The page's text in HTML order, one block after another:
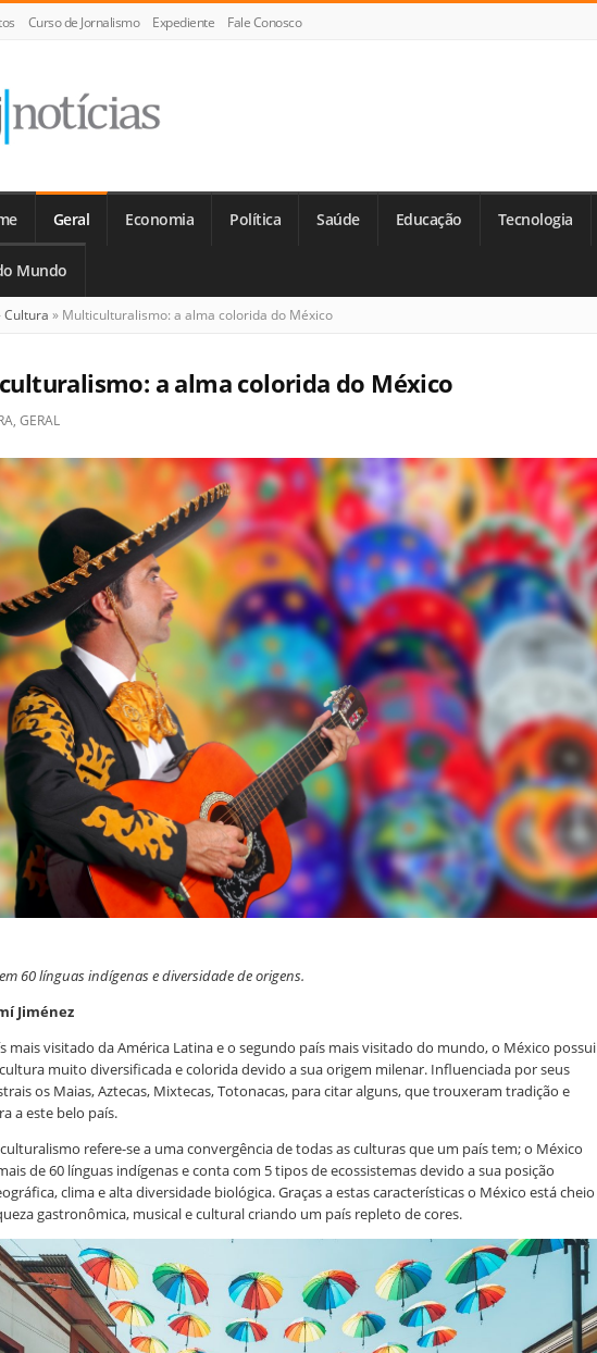
Curso de Jornalismo Expediente Fale Conosco
Geral Economia Política Saúde Educação Tecnologia
Mundo
Cultura » Multiculturalismo: a alma colorida do México
a alma colorida do México
, GERAL
60 línguas indígenas e diversidade de origens.
Jiménez
mais visitado da América Latina e o segundo país mais visitado do mundo, o México possui
muito diversificada e colorida devido a sua origem milenar. Influenciada por seus
os Maias, Aztecas, Mixtecas, Totonacas, para citar alguns, que trouxeram tradição e
a este belo país.
refere-se a uma convergência de todas as culturas que um país tem; o México
de 60 línguas indígenas e conta com 5 tipos de ecossistemas devido a sua posição
clima e alta diversidade biológica. Graças a estas características o México está cheio
gastronômica, musical e cultural criando um país repleto de cores.